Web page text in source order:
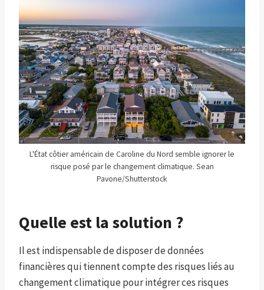
L'État côtier américain de Caroline du Nord semble ignorer le
risque posé par le changement climatique. Sean
Pavone/Shutterstock
Quelle est la solution ?
Il est indispensable de disposer de données
financières qui tiennent compte des risques liés au
changement climatique pour intégrer ces risques